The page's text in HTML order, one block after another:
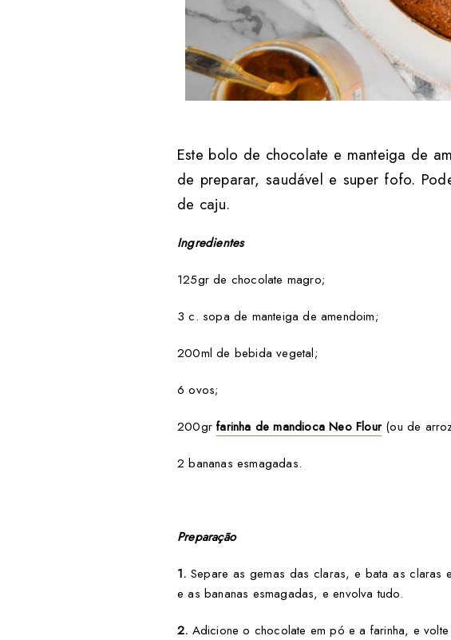
Este bolo de chocolate e manteiga de
de preparar, saudável e super fofo.
de caju.
Ingredientes
125gr de chocolate magro;
3 c. sopa de manteiga de amendoim;
200ml de bebida vegetal;
6 ovos;
200grfarinha de mandioca Neo Flour(ou de
2 bananas esmagadas.
Preparação
1. Separe as gemas das claras, e bata as claras
e as bananas esmagadas, e envolva tudo.
2. Adicione o chocolate em pó e a farinha, e volte